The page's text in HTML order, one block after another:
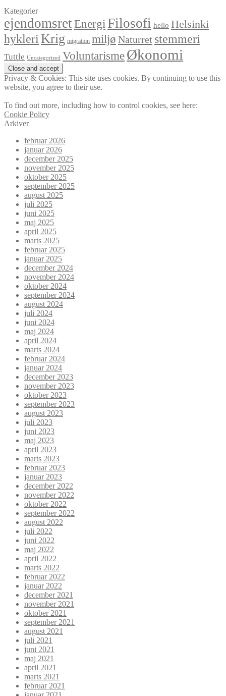
Kategorier
ejendomsretEnergi Filosofi hello Helsinki
hykleri Krig migration miljø Naturret stemmeri
Tuttle Uncategorized VoluntarismeØkonomi
Privacy & Cookies: This site uses cookies. By continuing to use this
website, you agree to their use.
To find out more, including how to control cookies, see here:
Cookie Policy
Arkiver
februar 2026
januar 2026
december 2025
november 2025
oktober 2025
september 2025
august 2025
juli 2025
juni 2025
maj 2025
april 2025
marts 2025
februar 2025
januar 2025
december 2024
november 2024
oktober 2024
september 2024
august 2024
juli 2024
juni 2024
maj 2024
april 2024
marts 2024
februar 2024
januar 2024
december 2023
november 2023
oktober 2023
september 2023
august 2023
juli 2023
juni 2023
maj 2023
april 2023
marts 2023
februar 2023
januar 2023
december 2022
november 2022
oktober 2022
september 2022
august 2022
juli 2022
juni 2022
maj 2022
april 2022
marts 2022
februar 2022
januar 2022
december 2021
november 2021
oktober 2021
september 2021
august 2021
juli 2021
juni 2021
maj 2021
april 2021
marts 2021
februar 2021